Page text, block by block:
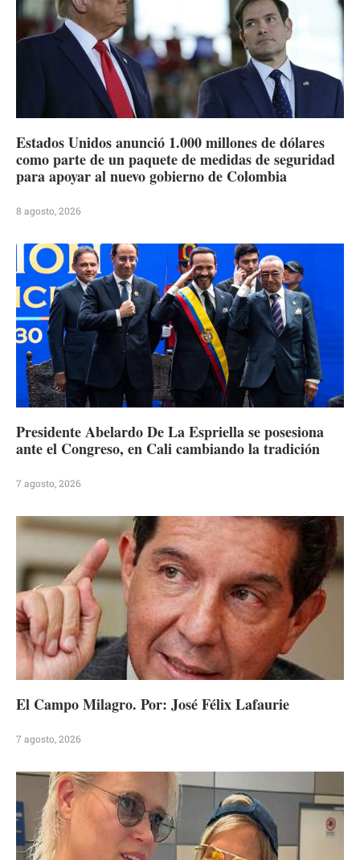
Estados Unidos anunció 1.000 millones de dólares
como parte de un paquete de medidas de seguridad
para apoyar al nuevo gobierno de Colombia
8 agosto, 2026
Presidente Abelardo De La Espriella se posesiona
ante el Congreso, en Cali cambiando la tradición
7 agosto, 2026
El Campo Milagro. Por: José Félix Lafaurie
7 agosto, 2026